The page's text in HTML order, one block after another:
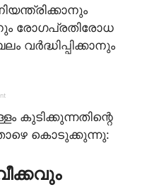
രോഗപ്രതിരോധ
കുടിക്കുന്നതിന്റെ
കൊടുക്കുന്നു: